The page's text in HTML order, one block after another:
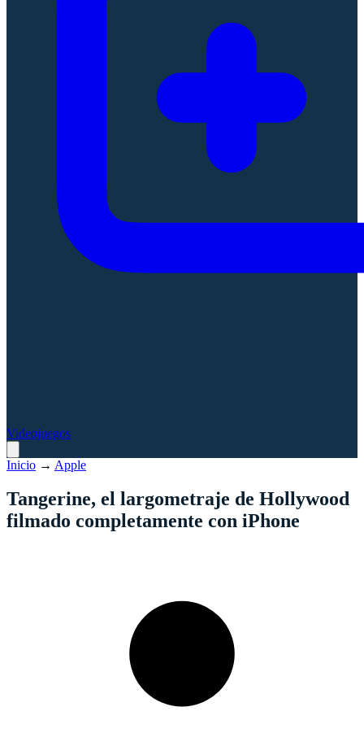
Videojuegos
Inicio → Apple
Tangerine, el largometraje de Hollywood
filmado completamente con iPhone